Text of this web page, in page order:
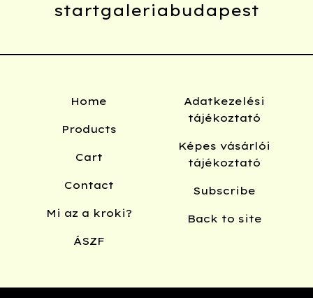
startgaleriabudapest
Home
Products
Cart
Contact
Mi az a kroki?
ÁSZF
Adatkezelési
tájékoztató
Képes vásárlói
tájékoztató
Subscribe
Back to site